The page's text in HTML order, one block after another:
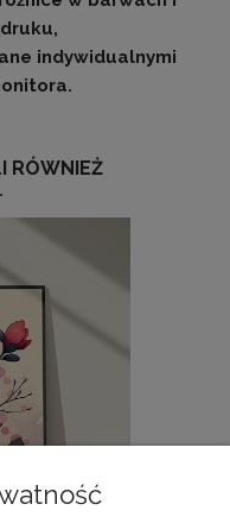
indywidualnymi
RÓWNIEŻ